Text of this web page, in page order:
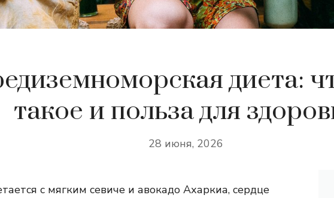
диета:
такое и польза для
28 июня, 2026
с мягким севиче и авокадо Ахаркиа, сердце